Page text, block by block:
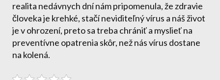
realita nedávnych dní nám pripomenula, že zdravie
človeka je krehké, stačí neviditeľný vírus a náš život
je v ohrození, preto sa treba chrániť a myslieť na
preventívne opatrenia skôr, než nás vírus dostane
na kolená.